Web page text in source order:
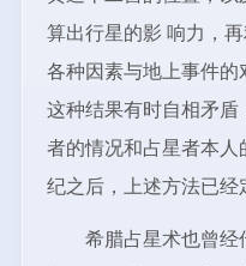
算出行星的影 响力，
各种因素与地上事件的
这种结果有时自相矛盾
者的情况和占星者本人
纪之后，上述方法已经
希腊占星术也曾经